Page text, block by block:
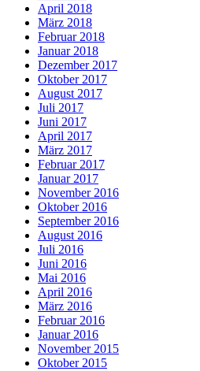
April 2018
März 2018
Februar 2018
Januar 2018
Dezember 2017
Oktober 2017
August 2017
Juli 2017
Juni 2017
April 2017
März 2017
Februar 2017
Januar 2017
November 2016
Oktober 2016
September 2016
August 2016
Juli 2016
Juni 2016
Mai 2016
April 2016
März 2016
Februar 2016
Januar 2016
November 2015
Oktober 2015